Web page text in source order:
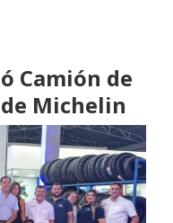
Camión de
Michelin